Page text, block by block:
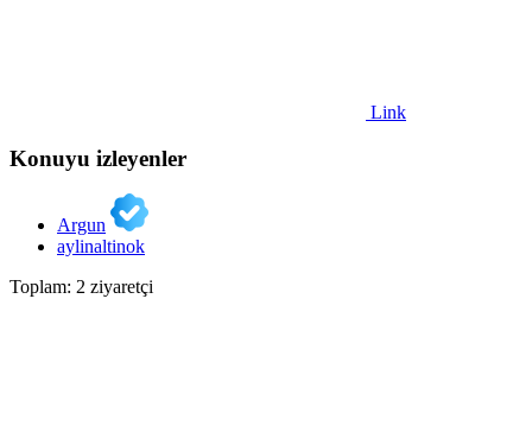
Link
Konuyu izleyenler
Argun
aylinaltinok
Toplam: 2 ziyaretçi